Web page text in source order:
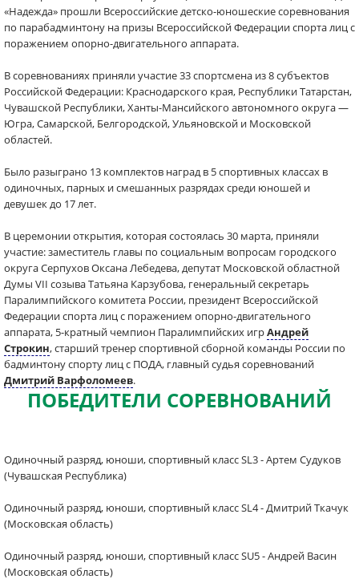
«Надежда» прошли Всероссийские детско-юношеские соревнования
по парабадминтону на призы Всероссийской Федерации спорта лиц с
поражением опорно-двигательного аппарата.
В соревнованиях приняли участие 33 спортсмена из 8 субъектов
Российской Федерации: Краснодарского края, Республики Татарстан,
Чувашской Республики, Ханты-Мансийского автономного округа —
Югра, Самарской, Белгородской, Ульяновской и Московской
областей.
Было разыграно 13 комплектов наград в 5 спортивных классах в
одиночных, парных и смешанных разрядах среди юношей и
девушек до 17 лет.
В церемонии открытия, которая состоялась 30 марта, приняли
участие: заместитель главы по социальным вопросам городского
округа Серпухов Оксана Лебедева, депутат Московской областной
Думы VII созыва Татьяна Карзубова, генеральный секретарь
Паралимпийского комитета России, президент Всероссийской
Федерации спорта лиц с поражением опорно-двигательного
аппарата, 5-кратный чемпион Паралимпийских игрАндрей
Строкин, старший тренер спортивной сборной команды России по
бадминтону спорту лиц с ПОДА, главный судья соревнований
Дмитрий Варфоломеев.
ПОБЕДИТЕЛИ СОРЕВНОВАНИЙ
Одиночный разряд, юноши, спортивный класс SL3 - Артем Судуков
(Чувашская Республика)
Одиночный разряд, юноши, спортивный класс SL4 - Дмитрий Ткачук
(Московская область)
Одиночный разряд, юноши, спортивный класс SU5 - Андрей Васин
(Московская область)